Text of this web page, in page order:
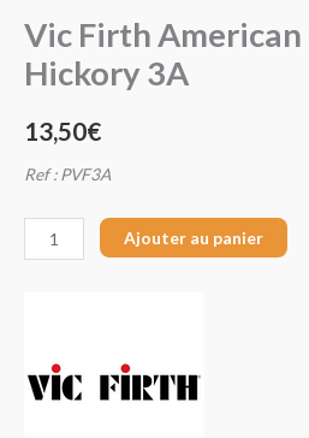
Vic Firth American
Hickory 3A
13,50€
Ref : PVF3A
Classic
Hickory
3A
Ajouter au panier